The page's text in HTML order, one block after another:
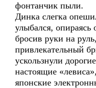
фонтанчик пыли.
Динка слегка
улыбался,
бросив руки на
привлекательный
ускользнули
настоящие
японские